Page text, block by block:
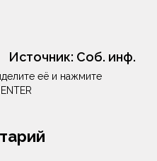
Источник: Соб. инф.
её и нажмите